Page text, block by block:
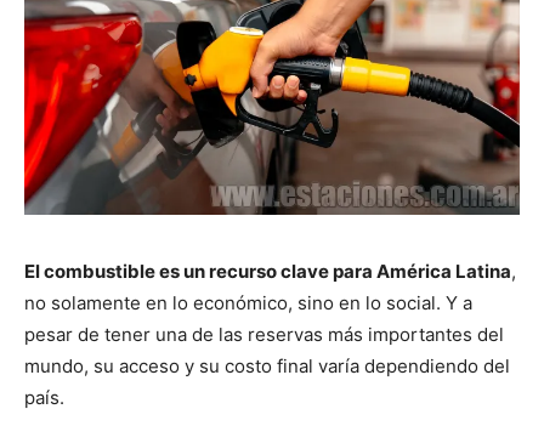
El combustiblees un recurso clave para América Latina,
no solamente en lo económico, sino en lo social. Y a
pesar de tener una de las reservas más importantes del
mundo, su acceso y su costo final varía dependiendo del
país.